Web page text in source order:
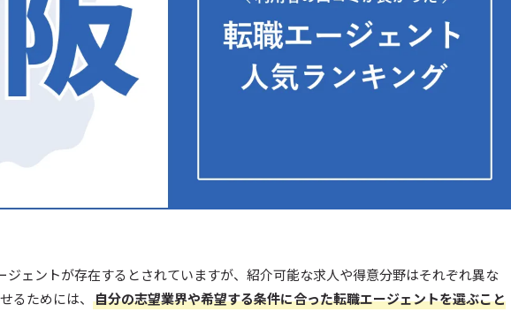
ジェントが存在するとされていますが、紹介可能な求人や得意分野はそれぞれ異な
るためには、 自分の志望業界や希望する条件に合った転職エージェントを選ぶこと